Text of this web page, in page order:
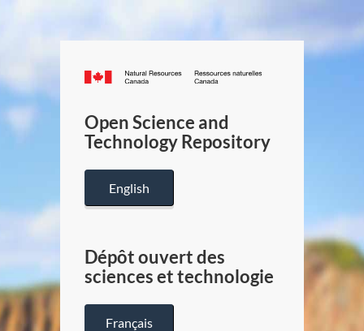
Canada.ca
/
Canada
Open Science and
Technology Repository
English
Dépôt ouvert des
sciences et technologie
Français